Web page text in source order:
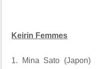
Keirin Femmes
1. Mina Sato (Japon)